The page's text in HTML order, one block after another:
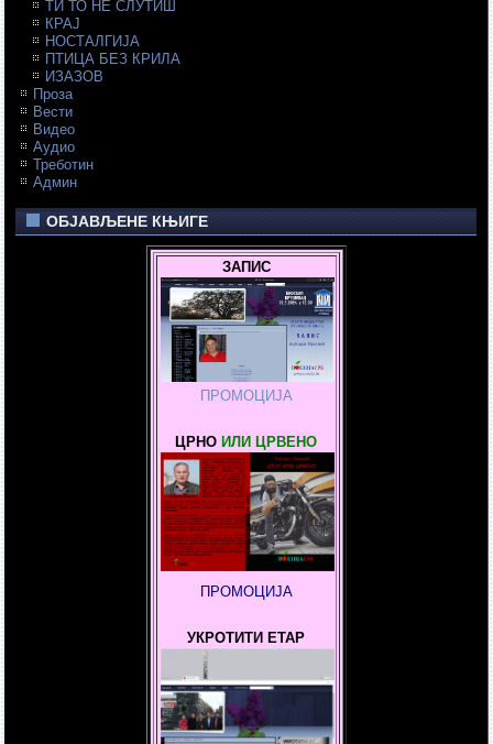
ТИ ТО НЕ СЛУТИШ
КРАЈ
НОСТАЛГИЈА
ПТИЦА БЕЗ КРИЛА
ИЗАЗОВ
Проза
Вести
Видео
Аудио
Треботин
Админ
ОБЈАВЉЕНЕ КЊИГЕ
ЗАПИС
ПРОМОЦИЈА
ЦРНО ИЛИ ЦРВЕНО
ПРОМОЦИЈА
УКРОТИТИ ЕТАР